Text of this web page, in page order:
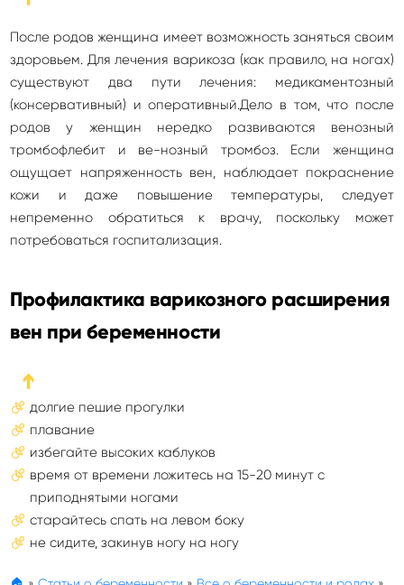
После родов женщина имеет возможность заняться своим
здоровьем. Для лечения варикоза (как правило, на ногах)
существуют два пути лечения: медикаментозный
(консервативный) и оперативный.Дело в том, что после
родов у женщин нередко развиваются венозный
тромбофлебит и ве-нозный тромбоз. Если женщина
ощущает напряженность вен, наблюдает покраснение
кожи и даже повышение температуры, следует
непременно обратиться к врачу, поскольку может
потребоваться госпитализация.
Профилактика варикозного расширения
вен при беременности
➔
долгие пешие прогулки
плавание
избегайте высоких каблуков
время от времени ложитесь на 15-20 минут с
приподнятыми ногами
старайтесь спать на левом боку
не сидите, закинув ногу на ногу